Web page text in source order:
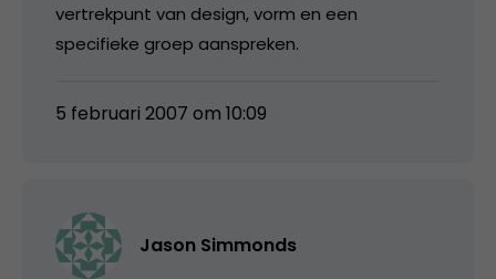
vertrekpunt van design, vorm en een
specifieke groep aanspreken.
5 februari 2007 om 10:09
Jason Simmonds